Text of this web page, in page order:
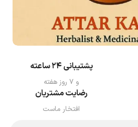
پشتیبانی ۲۴ ساعته
و ۷ روز هفته
رضایت مشتریان
افتخار ماست